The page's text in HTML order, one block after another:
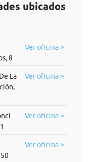
ubicados
8
Ver oficina >
La
Ver oficina >
Ver oficina >
Ver oficina >